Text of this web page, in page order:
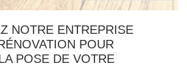
NOTRE ENTREPRISE
POUR
POSE DE VOTRE